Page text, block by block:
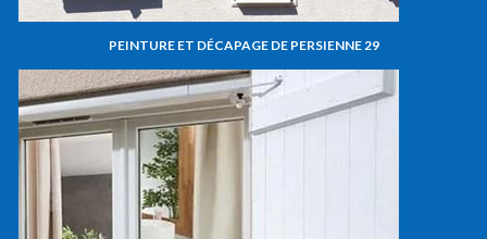
PEINTURE ET DÉCAPAGE DE PERSIENNE 29